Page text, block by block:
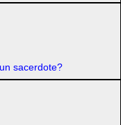
sacerdote?